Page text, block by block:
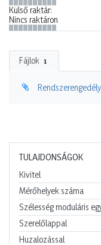
Külső raktár:
Nincs raktáron
Fájlok 1
Rendszerengedély
TULAJDONSÁGOK
Kivitel
Mérőhelyek száma
Szélesség moduláris
Szerelőlappal
Huzalozással